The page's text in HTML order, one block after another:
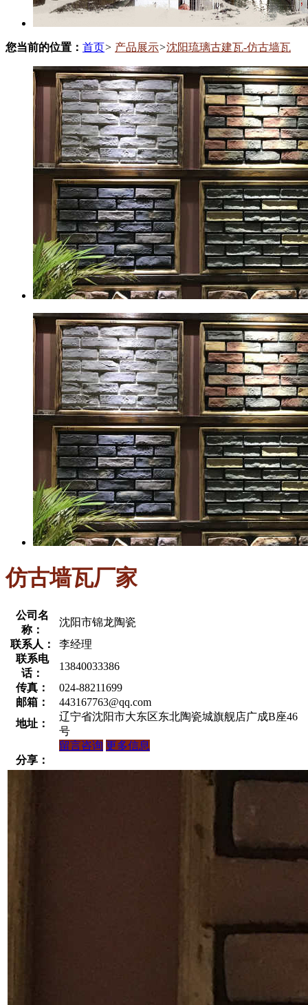
您当前的位置： 首页> 产品展示>沈阳琉璃古建瓦-仿古墙瓦
仿古墙瓦厂家
公司名
称：
沈阳市锦龙陶瓷
联系人：
李经理
联系电
话：
13840033386
传真：
024-88211699
邮箱：
443167763@qq.com
地址：
辽宁省沈阳市大东区东北陶瓷城旗舰店广成B座46
号
留言咨询 更多信息
分享：